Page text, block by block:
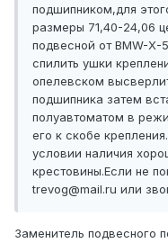
подшипником,для
размеры 71,40-24,06
подвесной от BMW-
спилить ушки
опелевском
подшипника затем
полуавтоматом в
его к скобе
условии наличия
крестовины.Если не
trevog@mail.ru или
Заменитель подвесного